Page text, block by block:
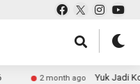
2 month ago Yuk Jadi